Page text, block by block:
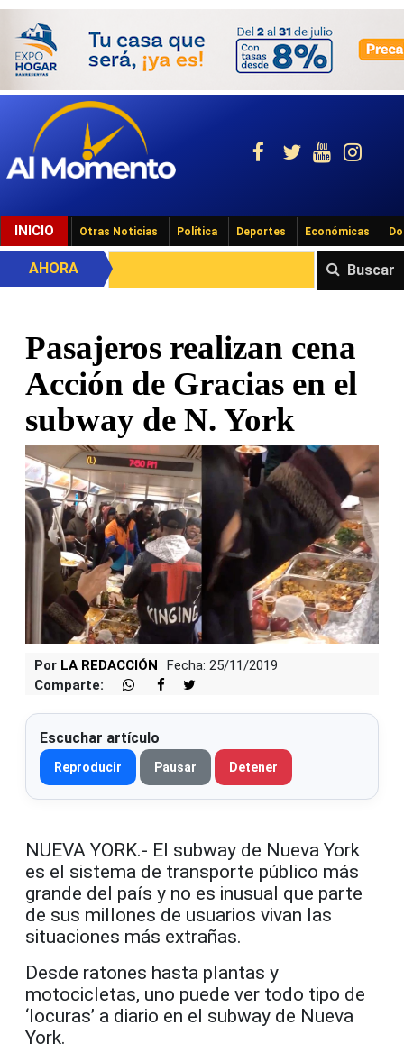
INICIO Otras Noticias Política Deportes Económicas
Buscar
AHORA
Pasajeros realizan cena
Acción de Gracias en el
subway de N. York
Por LA REDACCIÓN
Fecha: 25/11/2019
Comparte:
Escuchar artículo
Reproducir Pausar Detener
NUEVA YORK.- El subway de Nueva York
es el sistema de transporte público más
grande del país y no es inusual que parte
de sus millones de usuarios vivan las
situaciones más extrañas.
Desde ratones hasta plantas y
motocicletas, uno puede ver todo tipo de
‘locuras’ a diario en el subway de Nueva
York.